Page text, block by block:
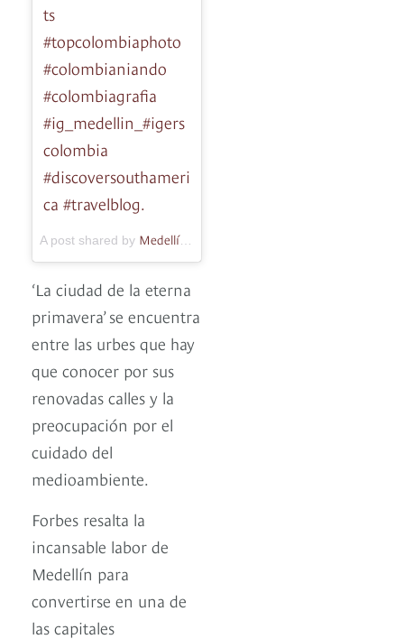
ts
#topcolombiaphoto
#colombianiando
#colombiagrafia
#ig_medellin_#igers
colombia
#discoversouthameri
ca #travelblog.
A post shared by Medellín.travel
‘La ciudad de la eterna
primavera’ se encuentra
entre las urbes que hay
que conocer por sus
renovadas calles y la
preocupación por el
cuidado del
medioambiente.
Forbes resalta la
incansable labor de
Medellín para
convertirse en una de
las capitales